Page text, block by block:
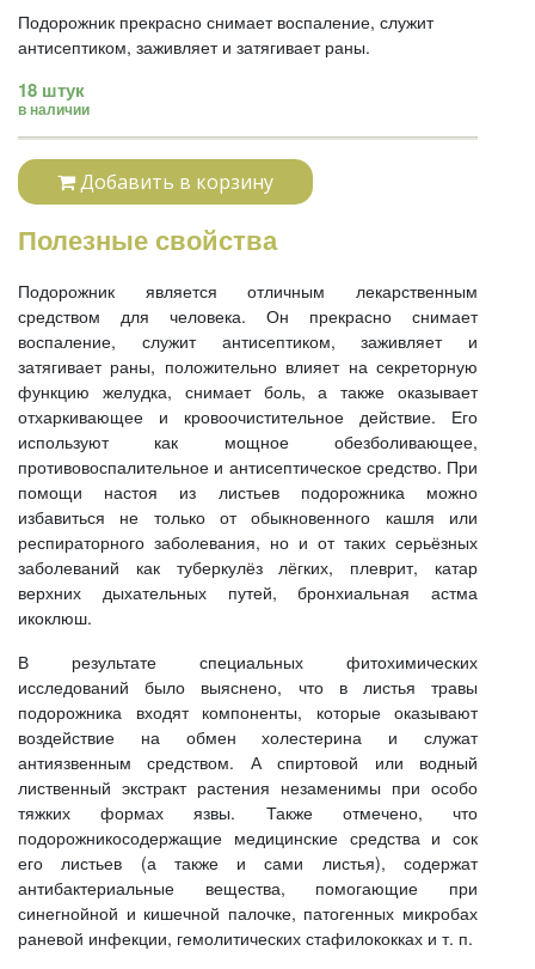
Подорожник прекрасно снимает воспаление, служит
антисептиком, заживляет и затягивает раны.
18 штук
в наличии
Добавить в корзину
Полезные свойства
Подорожник является отличным лекарственным
средством для человека. Он прекрасно снимает
воспаление, служит антисептиком, заживляет и
затягивает раны, положительно влияет на секреторную
функцию желудка, снимает боль, а также оказывает
отхаркивающее и кровоочистительное действие. Его
используют как мощное обезболивающее,
противовоспалительное и антисептическое средство. При
помощи настоя из листьев подорожника можно
избавиться не только от обыкновенного кашля или
респираторного заболевания, но и от таких серьёзных
заболеваний как туберкулёз лёгких, плеврит, катар
верхних дыхательных путей, бронхиальная астма
икоклюш.
В результате специальных фитохимических
исследований было выяснено, что в листья травы
подорожника входят компоненты, которые оказывают
воздействие на обмен холестерина и служат
антиязвенным средством. А спиртовой или водный
лиственный экстракт растения незаменимы при особо
тяжких формах язвы. Также отмечено, что
подорожникосодержащие медицинские средства и сок
его листьев (а также и сами листья), содержат
антибактериальные вещества, помогающие при
синегнойной и кишечной палочке, патогенных микробах
раневой инфекции, гемолитических стафилококках и т. п.